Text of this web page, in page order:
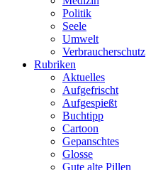
Politik
Seele
Umwelt
Verbraucherschutz
Rubriken
Aktuelles
Aufgefrischt
Aufgespießt
Buchtipp
Cartoon
Gepanschtes
Glosse
Gute alte Pillen